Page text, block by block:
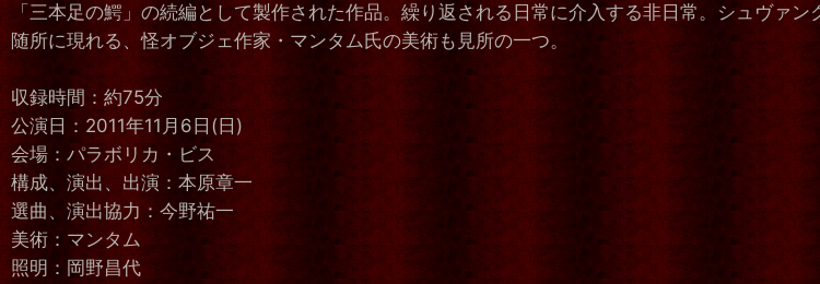
「三本足の鰐」の続編として製作された作品。繰り返される日常に介入する非日常。シュヴァン
随所に現れる、怪オブジェ作家・マンタム氏の美術も見所の一つ。
収録時間：約75分
公演日：2011年11月6日(日)
会場：パラボリカ・ビス
構成、演出、出演：本原章一
選曲、演出協力：今野祐一
美術：マンタム
照明：岡野昌代